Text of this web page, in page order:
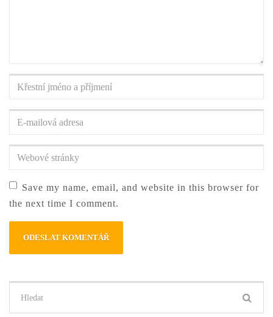
Křestní
a
příjmení*
adresa*
Save my name, email, and website in this browser for
the next time I comment.